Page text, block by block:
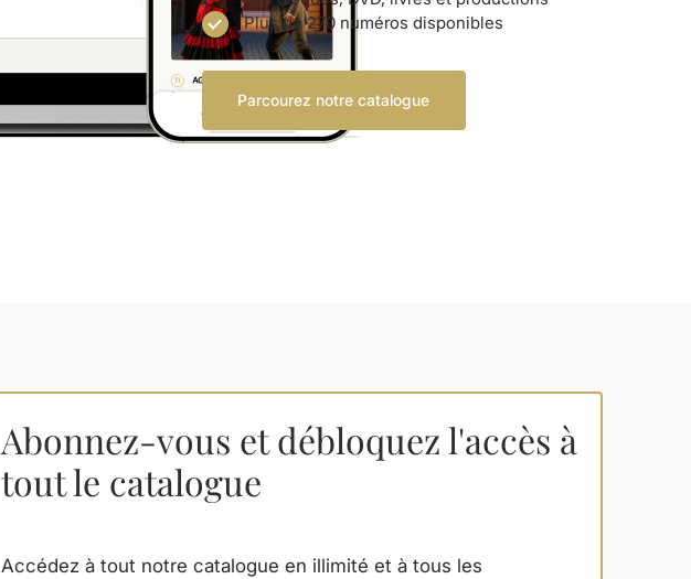
Plus de 270 numéros disponibles
Parcourez notre catalogue
Abonnez-vous et débloquez l'accès à
tout le catalogue
Accédez à tout notre catalogue en illimité et à tous les